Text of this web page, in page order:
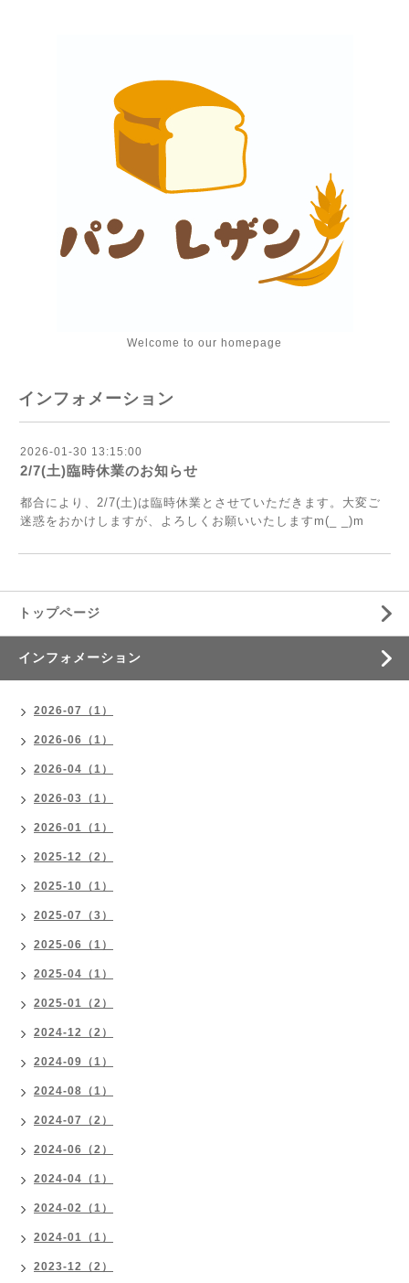
Welcome to our homepage
インフォメーション
2026-01-30 13:15:00
2/7(土)臨時休業のお知らせ
都合により、2/7(土)は臨時休業とさせていただきます。大変ご
迷惑をおかけしますが、よろしくお願いいたしますm(_ _)m
トップページ
インフォメーション
2026-07（1）
2026-06（1）
2026-04（1）
2026-03（1）
2026-01（1）
2025-12（2）
2025-10（1）
2025-07（3）
2025-06（1）
2025-04（1）
2025-01（2）
2024-12（2）
2024-09（1）
2024-08（1）
2024-07（2）
2024-06（2）
2024-04（1）
2024-02（1）
2024-01（1）
2023-12（2）